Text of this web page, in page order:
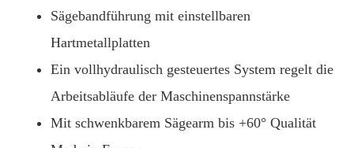
Sägebandführung mit einstellbaren
Hartmetallplatten
Ein vollhydraulisch gesteuertes System regelt die
Arbeitsabläufe der Maschinenspannstärke
Mit schwenkbarem Sägearm bis +60° Qualität